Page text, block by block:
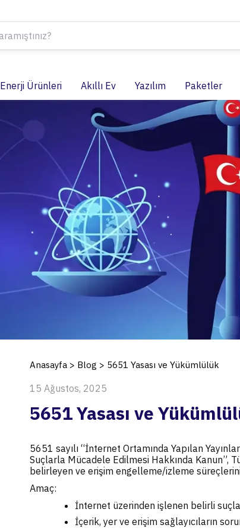
Enerji Ürünleri Akıllı Ev Yazılım Paketler
Anasayfa > Blog > 5651 Yasası ve Yükümlülük
15 Ağustos, 2025
5651 Yasası ve
5651 sayılı “İnternet Ortamında Yapılan
Suçlarla Mücadele Edilmesi Hakkında Kanun”,
belirleyen ve erişim engelleme/izleme
Amaç:
İnternet üzerinden işlenen belirli
İçerik, yer ve erişim sağlayıcıların